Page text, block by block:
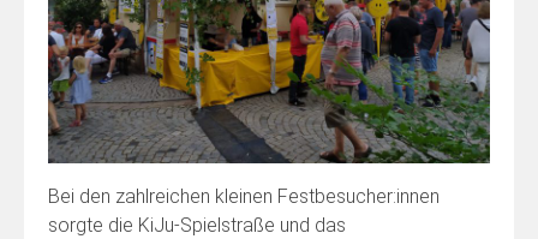
Bei den zahlreichen kleinen Festbesucher:innen
sorgte die KiJu-Spielstraße und das